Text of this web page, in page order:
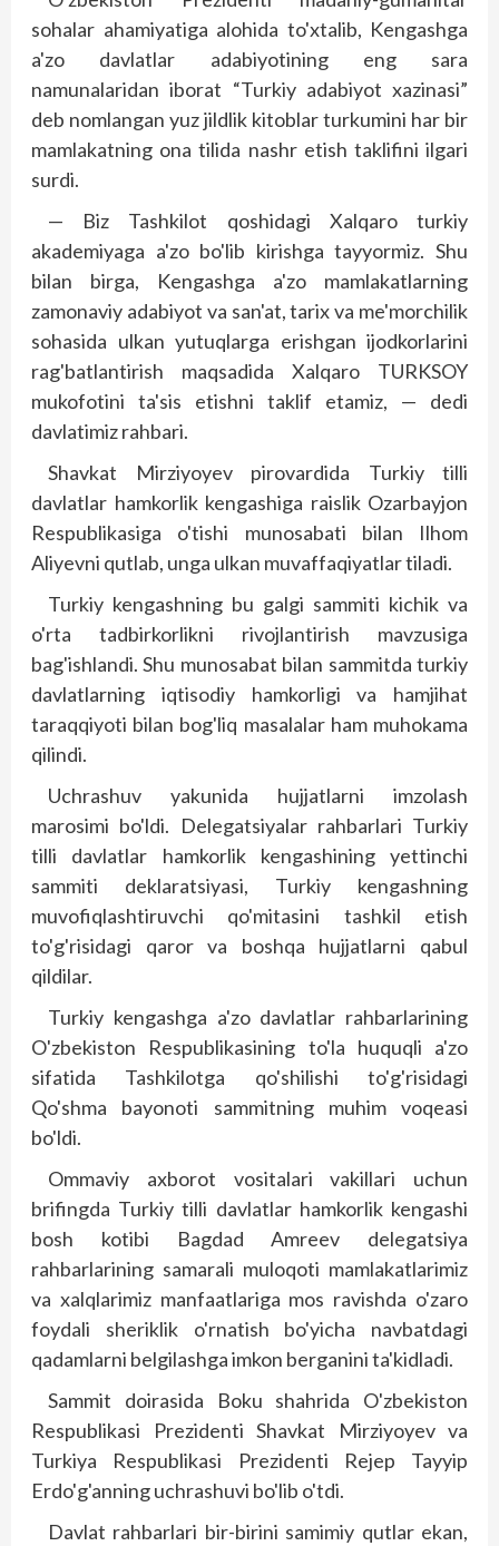
sohalar ahamiyatiga alohida to'xtalib, Kengashga
a'zo davlatlar adabiyotining eng sara
namunalaridan iborat “Turkiy adabiyot xazinasi”
deb nomlangan yuz jildlik kitoblar turkumini har bir
mamlakatning ona tilida nashr etish taklifini ilgari
surdi.
— Biz Tashkilot qoshidagi Xalq­aro turkiy
akademiyaga a'zo bo'lib kirishga tayyormiz. Shu
bilan birga, Kengashga a'zo mamlakatlarning
zamonaviy adabiyot va san'at, tarix va me'morchilik
sohasida ulkan yutuqlarga erishgan ijodkorlarini
rag'batlantirish maqsadida Xalqaro TURKSOY
mukofotini ta'sis etishni taklif etamiz, — dedi
davlatimiz rahbari.
Shavkat Mirziyoyev pirovardida Turkiy tilli
davlatlar hamkorlik kengashiga raislik Ozarbayjon
Respublikasiga o'tishi munosabati bilan Ilhom
Aliyevni qutlab, unga ulkan muvaffaqiyatlar tiladi.
Turkiy kengashning bu galgi sammiti kichik va
o'rta tadbirkorlikni rivojlantirish mavzusiga
bag'ishlandi. Shu munosabat bilan sammitda turkiy
davlatlarning iqtisodiy hamkorligi va hamjihat
taraqqiyoti bilan bog'liq masalalar ham muhokama
qilindi.
Uchrashuv yakunida hujjatlarni imzolash
marosimi bo'ldi. Delegatsiyalar rahbarlari Turkiy
tilli davlatlar hamkorlik kengashining yettinchi
sammiti deklaratsiyasi, Turkiy kengashning
muvofiqlashtiruvchi qo'mitasini tashkil etish
to'g'risidagi qaror va bosh­qa hujjatlarni qabul
qildilar.
Turkiy kengashga a'zo davlatlar rahbarlarining
O'zbekiston Respublikasining to'la huquqli a'zo
sifatida Tashkilotga qo'shilishi to'g'risidagi
Qo'shma bayonoti sammitning muhim voqeasi
bo'ldi.
Ommaviy axborot vositalari vakillari uchun
brifingda Turkiy tilli davlatlar hamkorlik kengashi
bosh kotibi Bagdad Amreev delegatsiya
rahbarlarining samarali muloqoti mamlakatlarimiz
va xalqlarimiz manfaatlariga mos ravishda o'zaro
foydali sheriklik o'rnatish bo'yicha navbatdagi
qadamlarni belgilashga imkon berganini ta'kidladi.
Sammit doirasida Boku shahrida O'zbekiston
Respublikasi Prezidenti Shavkat Mirziyoyev va
Turkiya Respublikasi Prezidenti Rejep Tayyip
Erdo'g'anning uchrashuvi bo'lib o'tdi.
Davlat rahbarlari bir-birini samimiy qutlar ekan,